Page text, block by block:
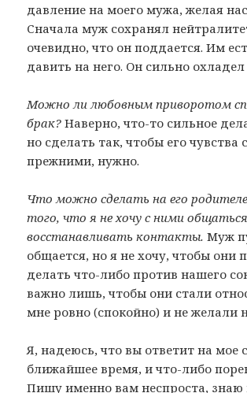
давление на моего мужа, желая
Сначала муж сохранял
очевидно, что он поддается. Им
давить на него. Он сильно
Можно ли любовным приворотом
брак? Наверно, что-то сильное
но сделать так, чтобы его чувства
прежними, нужно.
Что можно сделать на его
того, что я не хочу с ними
восстанавливать контакты. Муж
общается, но я не хочу, чтобы они
делать что-либо против нашего
важно лишь, чтобы они стали
мне ровно (спокойно) и не желали
Я, надеюсь, что вы ответит на мое
ближайшее время, и что-либо
Пишу именно вам неспроста,